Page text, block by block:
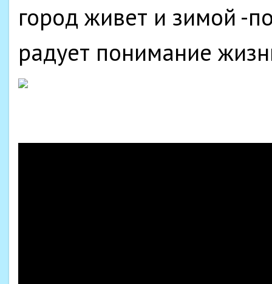
город живет и зимой -
радует понимание